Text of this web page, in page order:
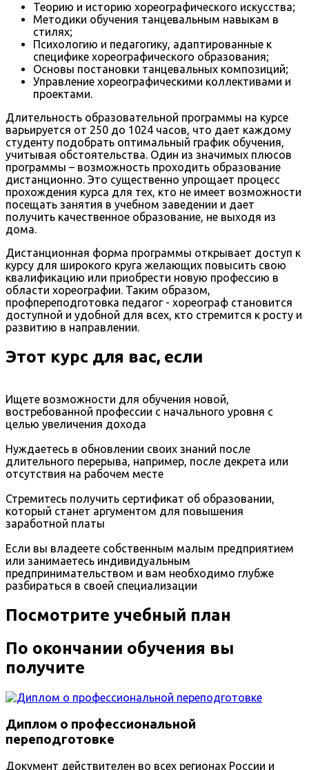
Теорию и историю хореографического искусства;
Методики обучения танцевальным навыкам в
стилях;
Психологию и педагогику, адаптированные к
специфике хореографического образования;
Основы постановки танцевальных композиций;
Управление хореографическими коллективами и
проектами.
Длительность образовательной программы на курсе
варьируется от 250 до 1024 часов, что дает каждому
студенту подобрать оптимальный график обучения,
учитывая обстоятельства. Один из значимых плюсов
программы – возможность проходить образование
дистанционно. Это существенно упрощает процесс
прохождения курса для тех, кто не имеет возможности
посещать занятия в учебном заведении и дает
получить качественное образование, не выходя из
дома.
Дистанционная форма программы открывает доступ к
курсу для широкого круга желающих повысить свою
квалификацию или приобрести новую профессию в
области хореографии. Таким образом,
профпереподготовка педагог - хореограф становится
доступной и удобной для всех, кто стремится к росту и
развитию в направлении.
Этот курс для вас, если
Ищете возможности для обучения новой,
востребованной профессии с начального уровня с
целью увеличения дохода
Нуждаетесь в обновлении своих знаний после
длительного перерыва, например, после декрета или
отсутствия на рабочем месте
Стремитесь получить сертификат об образовании,
который станет аргументом для повышения
заработной платы
Если вы владеете собственным малым предприятием
или занимаетесь индивидуальным
предпринимательством и вам необходимо глубже
разбираться в своей специализации
Посмотрите учебный план
По окончании обучения вы
получите
Диплом о профессиональной
переподготовке
Документ действителен во всех регионах России и